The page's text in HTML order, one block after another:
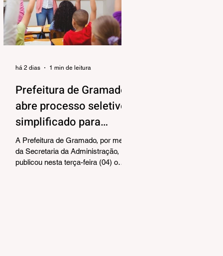
alinhar responsabilidades e
organizar as próximas etapas de
preparação do evento. Também
foram debatidos aspectos
Prefeitura de Gramado
abre processo seletivo
simplificado para
contratação temporária
de professores
A Prefeitura de Gramado, por meio
da Secretaria da Administração,
publicou nesta terça-feira (04) o
há 2 dias 1 min de leitura